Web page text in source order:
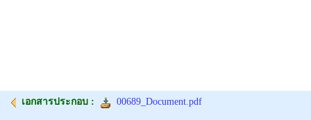
เอกสารประกอบ : 00689_Document.pdf